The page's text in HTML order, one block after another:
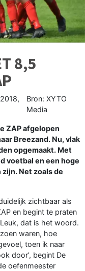
8,5
Bron: XYTO
Media
ZAP afgelopen
Breezand. Nu, vlak
opgemaakt. Met
voetbal en een hoge
Net zoals de
zichtbaar als
en begint te praten
dat is het woord.
waren, hoe
toen ik naar
door’, begint De
oefenmeester